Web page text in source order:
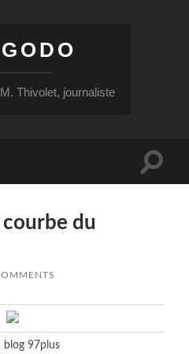
Thivolet, journaliste
Toggle
courbe du
blog 97plus